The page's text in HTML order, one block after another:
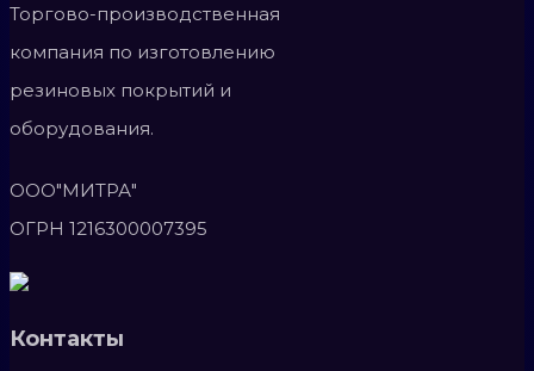
Торгово-производственная
компания по изготовлению
резиновых покрытий и
оборудования.
ООО"МИТРА"
ОГРН 1216300007395
Контакты